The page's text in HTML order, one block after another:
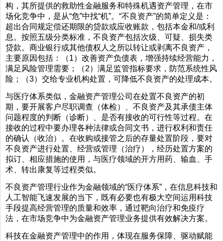
构，其所提供的救助性金融服务和特殊机遇资产管理，在市
场化竞争中，是从“危”中找“机”。“不良资产”的简单定义是：
超出合同规定偿还期限的贷款或应收账款，包括本金和/或利
息。按照五级分类标准，不良资产包括次级、可疑、损失类
贷款。商业银行或其他债权人之所以转让或剥离不良资产，
主要原因包括：（1）改善资产负债表，增强持续经营能力，
满足风险管理需要；（2）满足监管指标要求，防范系统性风
险；（3）交给专业机构处置，可降低不良资产的处理成本。
与医疗体系类似，金融资产管理公司在处置不良资产的初
期，要开展客户尽职调查（体检）、不良资产及其承债主体
问题程度的判断（诊断）、是否有接收的可行性等过程。在
接收的过程中要办理各种法律或合同文书，进行权利和责任
的确认（收治）。在收购或接管之后的存量处置阶段，要对
不良资产进行处置、经营或管理（治疗），经历处置方案的
拟订、相应措施的使用，与医疗领域的开方用药、输血、手
术、转出康复等过程类似。
不良资产管理行业作为金融领域的“医疗体系”，在信息科技和
人工智能飞速发展的当下，既有必要也有极大空间运用科技
手段提高经营管理的质量和效率，通过靶向治疗和免疫疗
法，在市场竞争中为金融资产管理业务提供有效解决方案。
科技在金融资产管理中的作用，体现在服务保障、驱动赋能